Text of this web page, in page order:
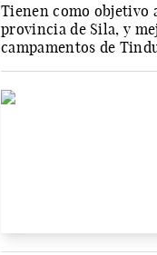
Tienen como objetivo
provincia de Sila, y
campamentos de